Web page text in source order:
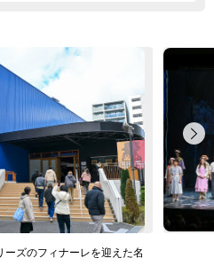
ーズのフィナーレを迎えた名